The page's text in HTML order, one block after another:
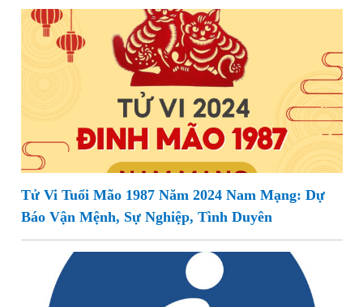
Tử Vi Tuổi Mão 1987 Năm 2024 Nam Mạng: Dự
Báo Vận Mệnh, Sự Nghiệp, Tình Duyên